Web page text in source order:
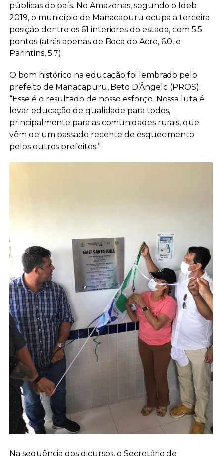
públicas do país. No Amazonas, segundo o Ideb
2019, o município de Manacapuru ocupa a terceira
posição dentre os 61 interiores do estado, com 5.5
pontos (atrás apenas de Boca do Acre, 6.0, e
Parintins, 5.7).
O bom histórico na educação foi lembrado pelo
prefeito de Manacapuru, Beto D’Ângelo (PROS):
“Esse é o resultado de nosso esforço. Nossa luta é
levar educação de qualidade para todos,
principalmente para as comunidades rurais, que
vêm de um passado recente de esquecimento
pelos outros prefeitos.”
Na sequência dos dicursos, o Secretário de